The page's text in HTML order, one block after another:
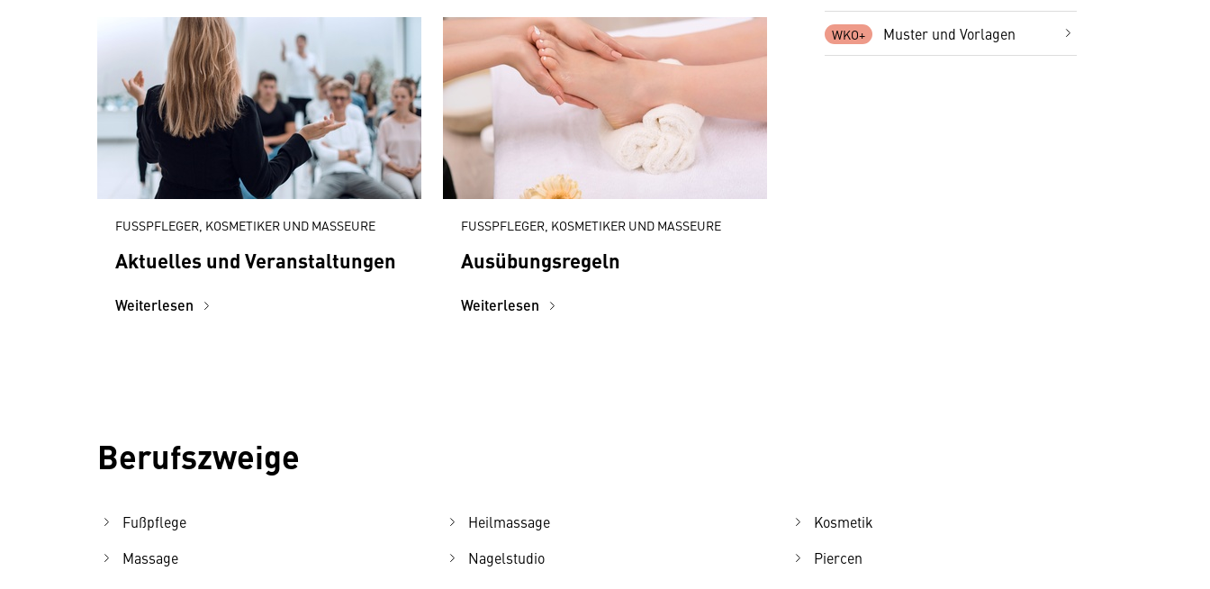
FUSSPFLEGER, KOSMETIKER UND MASSEURE
Aktuelles und Veranstaltungen
Weiterlesen
FUSSPFLEGER, KOSMETIKER UND MASSEURE
Ausübungsregeln
Weiterlesen
Muster und Vorlagen
Berufszweige
Fußpflege Heilmassage
Kosmetik
Massage
Nagelstudio Piercen